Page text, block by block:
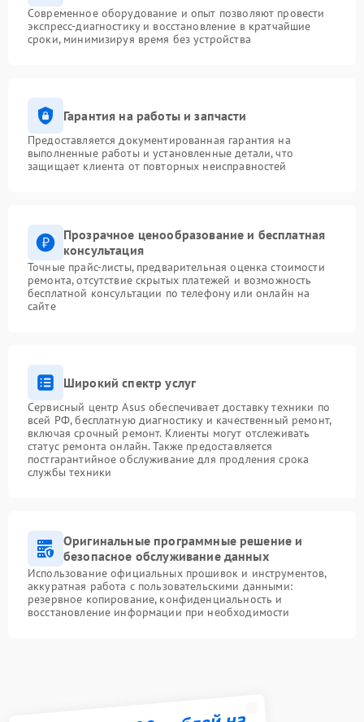
Современное оборудование и опыт позволяют провести
экспресс-диагностику и восстановление в кратчайшие
сроки, минимизируя время без устройства
Гарантия на работы и запчасти
Предоставляется документированная гарантия на
выполненные работы и установленные детали, что
защищает клиента от повторных неисправностей
Прозрачное ценообразование и бесплатная
консультация
Точные прайс-листы, предварительная оценка стоимости
ремонта, отсутствие скрытых платежей и возможность
бесплатной консультации по телефону или онлайн на
сайте
Широкий спектр услуг
Сервисный центр Asus обеспечивает доставку техники по
всей РФ, бесплатную диагностику и качественный ремонт,
включая срочный ремонт. Клиенты могут отслеживать
статус ремонта онлайн. Также предоставляется
постгарантийное обслуживание для продления срока
службы техники
Оригинальные программные решение и
безопасное обслуживание данных
Использование официальных прошивок и инструментов,
аккуратная работа с пользовательскими данными:
резервное копирование, конфиденциальность и
восстановление информации при необходимости